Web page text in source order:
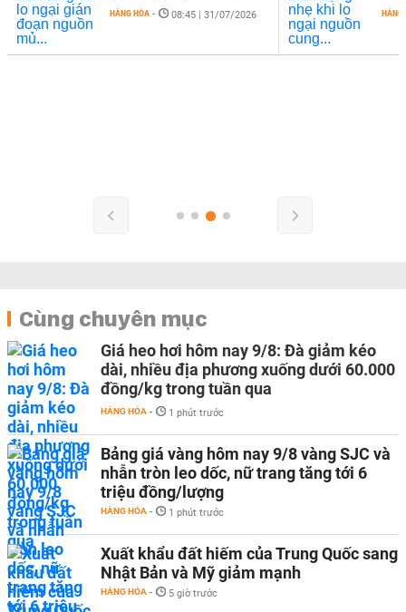
HÀNG
HÀNG HÓA - 08:45 | 31/07/2026
Cùng chuyên mục
Giá heo hơi hôm nay 9/8: Đà giảm kéo
dài, nhiều địa phương xuống dưới 60.000
đồng/kg trong tuần qua
HÀNG HÓA - 1 phút trước
Bảng giá vàng hôm nay 9/8 vàng SJC và
nhẫn tròn leo dốc, nữ trang tăng tới 6
triệu đồng/lượng
HÀNG HÓA - 1 phút trước
Xuất khẩu đất hiếm của Trung Quốc sang
Nhật Bản và Mỹ giảm mạnh
HÀNG HÓA - 5 giờ trước